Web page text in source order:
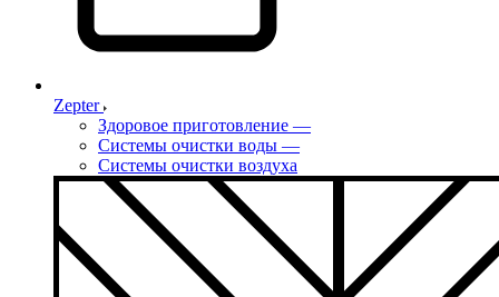
Zepter
Здоровое приготовление —
Системы очистки воды —
Системы очистки воздуха